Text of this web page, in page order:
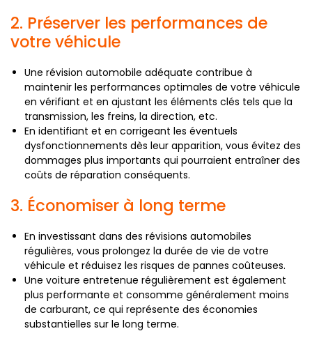
2. Préserver les performances de
votre véhicule
Une révision automobile adéquate contribue à
maintenir les performances optimales de votre véhicule
en vérifiant et en ajustant les éléments clés tels que la
transmission, les freins, la direction, etc.
En identifiant et en corrigeant les éventuels
dysfonctionnements dès leur apparition, vous évitez des
dommages plus importants qui pourraient entraîner des
coûts de réparation conséquents.
3. Économiser à long terme
En investissant dans des révisions automobiles
régulières, vous prolongez la durée de vie de votre
véhicule et réduisez les risques de pannes coûteuses.
Une voiture entretenue régulièrement est également
plus performante et consomme généralement moins
de carburant, ce qui représente des économies
substantielles sur le long terme.